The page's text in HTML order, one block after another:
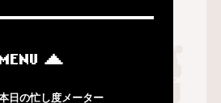
MENU
日の忙し度メーター